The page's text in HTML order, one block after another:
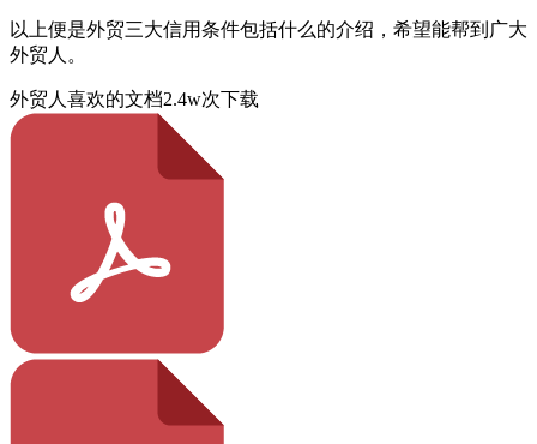
以上便是外贸三大信用条件包括什么的介绍，希望能帮到广大
外贸人。
外贸人喜欢的文档2.4w次下载